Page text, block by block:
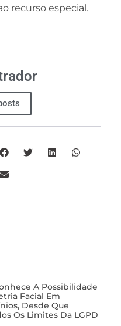
recurso especial.
A Possibilidade
Facial Em
Desde Que
Os Limites Da LGPD